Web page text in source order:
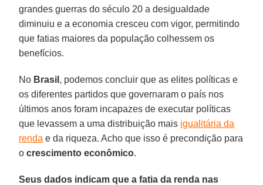
grandes guerras do século 20 a desigualdade
diminuiu e a economia cresceu com vigor, permitindo
que fatias maiores da população colhessem os
benefícios.
No Brasil , podemos concluir que as elites políticas e
os diferentes partidos que governaram o país nos
últimos anos foram incapazes de executar políticas
que levassem a uma distribuição mais igualitária da
renda e da riqueza. Acho que isso é precondição para
ocrescimento econômico.
Seus dados indicam que a fatia da renda nas